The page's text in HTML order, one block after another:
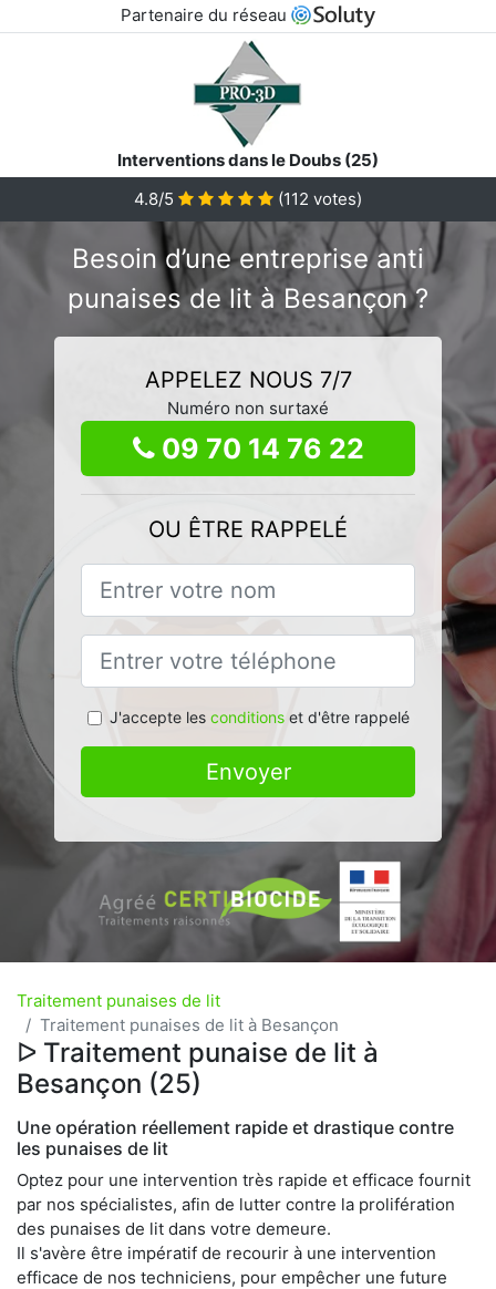
Partenaire du réseau
Interventions dans le Doubs (25)
4.8/5
(112 votes)
Besoin d’une entreprise anti
punaises de lit à Besançon ?
APPELEZ NOUS 7/7
Numéro non surtaxé
09 70 14 76 22
OU ÊTRE RAPPELÉ
J'accepte les conditionset d'être rappelé
Envoyer
Traitement punaises de lit
Traitement punaises de lit à Besançon
ᐅ Traitement punaise de lit à
Besançon (25)
Une opération réellement rapide et drastique contre
les punaises de lit
Optez pour une intervention très rapide et efficace fournit
par nos spécialistes, afin de lutter contre la prolifération
des punaises de lit dans votre demeure.
Il s'avère être impératif de recourir à une intervention
efficace de nos techniciens, pour empêcher une future